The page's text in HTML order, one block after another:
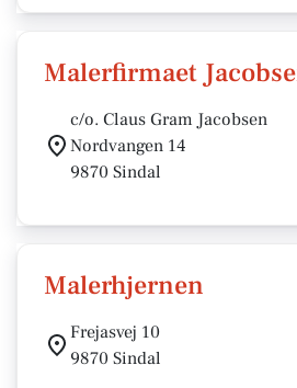
Malerfirmaet
c/o. Claus Gram Jacobsen
Nordvangen 14
9870 Sindal
Malerhjernen
Frejasvej 10
9870 Sindal